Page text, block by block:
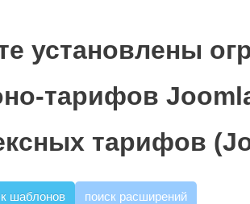
установлены
тарифов
тарифов
шаблонов поиск расширений